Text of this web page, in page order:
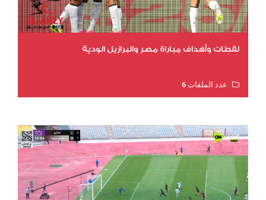
لقطات وأهداف مباراة مصر والبرازيل الودية
عدد الملفات 6